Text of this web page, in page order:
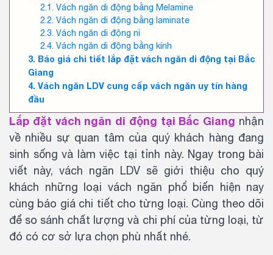
Vách ngăn di động bằng Melamine
Vách ngăn di động bằng laminate
Vách ngăn di động nỉ
Vách ngăn di động bằng kính
Báo giá chi tiết lắp đặt vách ngăn di động tại Bắc
Giang
Vách ngăn LDV cung cấp vách ngăn uy tín hàng
đầu
Lắp đặt vách ngăn di động tại Bắc Giang nhận
về nhiều sự quan tâm của quý khách hàng đang
sinh sống và làm việc tại tỉnh này. Ngay trong bài
viết này, vách ngăn LDV sẽ giới thiệu cho quý
khách những loại vách ngăn phổ biến hiện nay
cùng báo giá chi tiết cho từng loại. Cùng theo dõi
để so sánh chất lượng và chi phí của từng loại, từ
đó có cơ sở lựa chọn phù nhất nhé.